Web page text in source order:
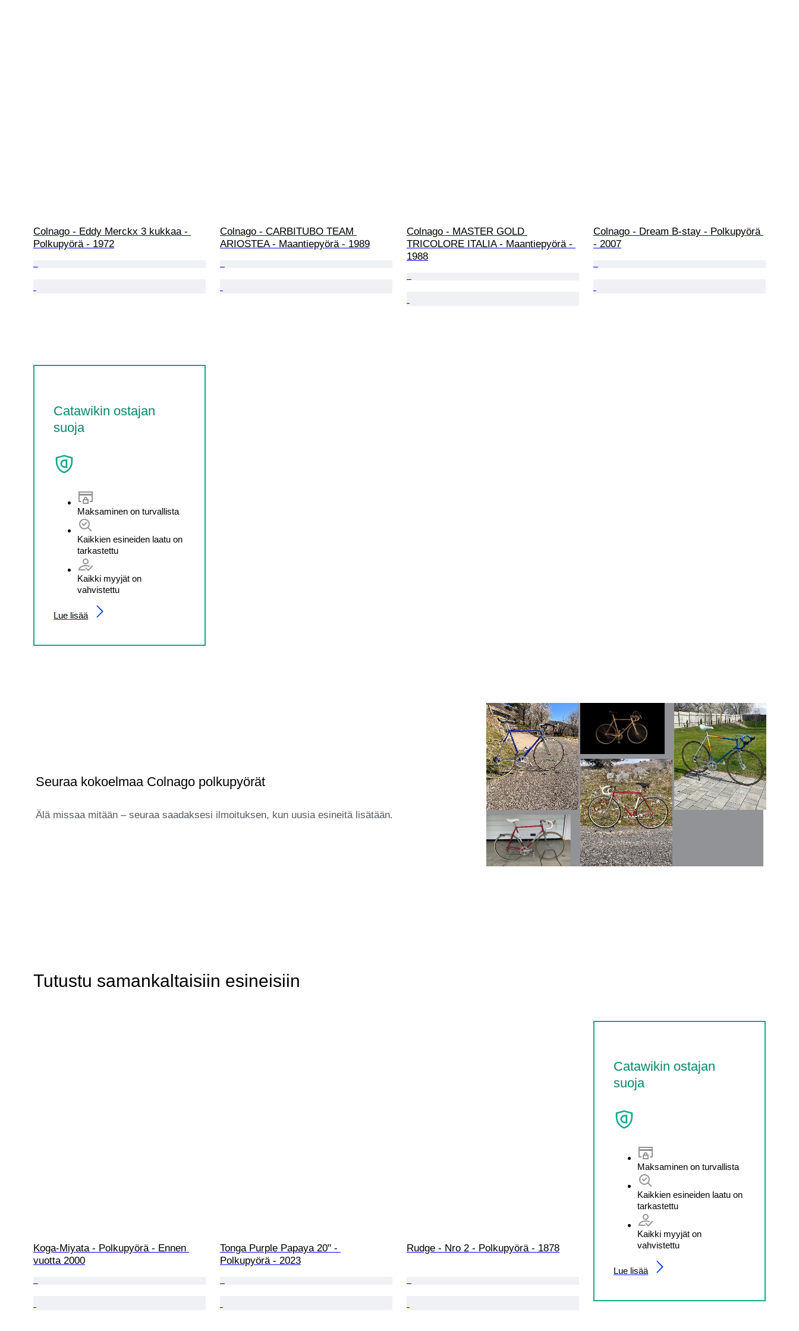
Colnago - Eddy Merckx 3 kukkaa -
Polkupyörä - 1972
Colnago - CARBITUBO TEAM
ARIOSTEA - Maantiepyörä - 1989
Colnago - MASTER GOLD
TRICOLORE ITALIA - Maantiepyörä -
1988
Colnago - Dream B-stay - Polkupyörä
- 2007
Catawikin ostajan
suoja
Maksaminen on turvallista
Kaikkien esineiden laatu on
tarkastettu
Kaikki myyjät on
vahvistettu
Lue lisää
Seuraa kokoelmaa Colnago polkupyörät
Älä missaa mitään – seuraa saadaksesi ilmoituksen, kun uusia esineitä lisätään.
Tutustu samankaltaisiin esineisiin
Catawikin ostajan
suoja
Maksaminen on turvallista
Kaikkien esineiden laatu on
tarkastettu
Kaikki myyjät on
vahvistettu
Lue lisää
Koga-Miyata - Polkupyörä - Ennen
vuotta 2000
Tonga Purple Papaya 20" -
Polkupyörä - 2023
Rudge - Nro 2 - Polkupyörä - 1878